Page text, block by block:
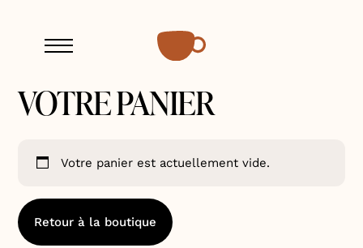
Menu
VOTRE PANIER
Votre panier est actuellement vide.
Retour à la boutique